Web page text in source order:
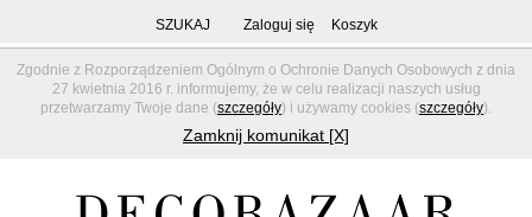
Zgodnie z Rozporządzeniem Ogólnym o Ochronie Danych Osobowych z dnia
27 kwietnia 2016 r. informujemy, że w celu realizacji naszych usług
przetwarzamy Twoje dane (szczegóły) i używamy cookies (szczegóły).
Zamknij komunikat [X]
SZUKAJ Zaloguj się Koszyk